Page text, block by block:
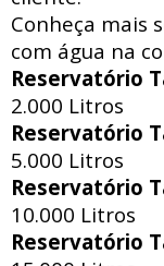
Conheça mais
com água na
Reservatório
2.000 Litros
Reservatório
5.000 Litros
Reservatório
10.000 Litros
Reservatório